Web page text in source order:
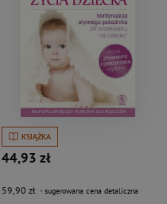
KSIĄŻKA
44,93 zł
59,90 zł - sugerowana cena detaliczna